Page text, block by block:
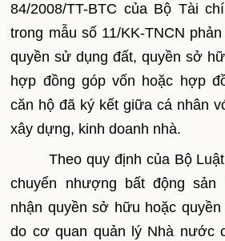
84/2008/TT-BTC của Bộ Tài
trong mẫu số 11/KK-TNCN
quyền sử dụng đất, quyền sở
hợp đồng góp vốn hoặc hợp
căn hộ đã ký kết giữa cá nhân
xây dựng, kinh doanh nhà.
Theo quy định của Bộ
chuyển nhượng bất động
nhận quyền sở hữu hoặc
do cơ quan quản lý Nhà nước